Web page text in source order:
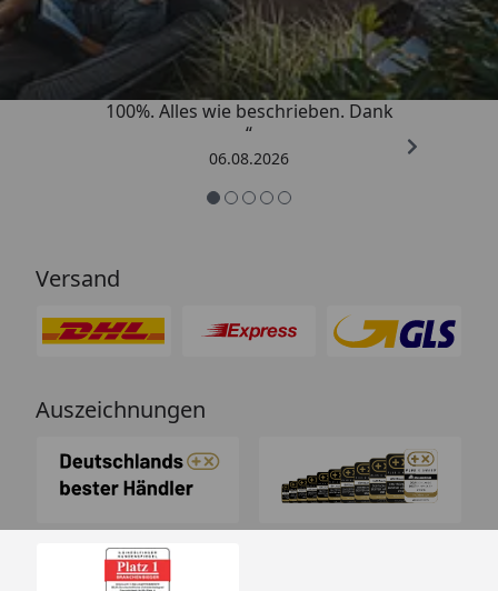
4,83/ 5
„Super schnell gelifert. Ware passt
100%. Alles wie beschrieben. Dank
“
06.08.2026
Versand
Auszeichnungen